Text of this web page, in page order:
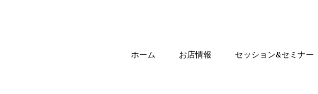
ホーム お店情報 セッション&セミナー